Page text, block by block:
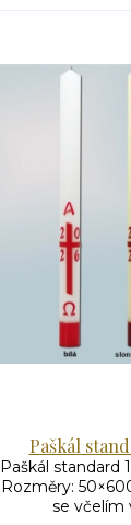
Paškál
Paškál standard
Rozměry:
se včelím